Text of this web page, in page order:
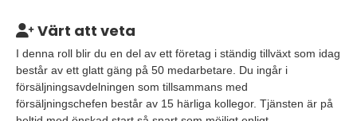
Värt att veta
I denna roll blir du en del av ett företag i ständig tillväxt som idag
består av ett glatt gäng på 50 medarbetare. Du ingår i
försäljningsavdelningen som tillsammans med
försäljningschefen består av 15 härliga kollegor. Tjänsten är på